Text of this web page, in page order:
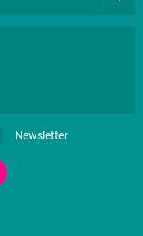
Newsletter